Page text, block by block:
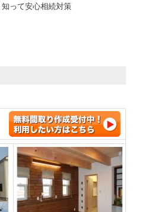
知って安心相続対策